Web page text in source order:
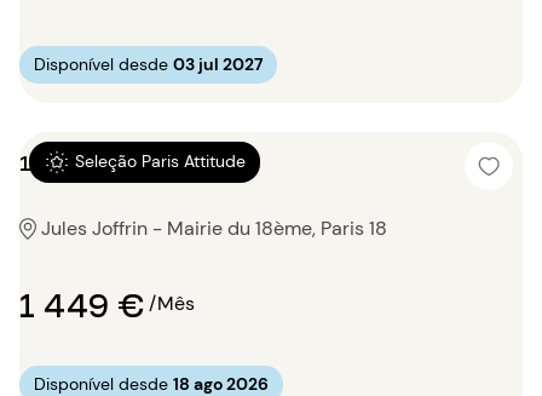
Disponível desde 03 jul 2027
Seleção Paris Attitude
1 quarto 36m²
Jules Joffrin - Mairie du 18ème, Paris 18
1 449 €/Mês
Disponível desde 18 ago 2026